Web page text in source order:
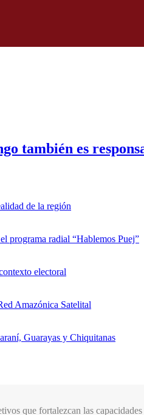
también es
de la región
programa radial “Hablemos Puej”
electoral
Amazónica Satelital
Guarayas y Chiquitanas
que fortalezcan las